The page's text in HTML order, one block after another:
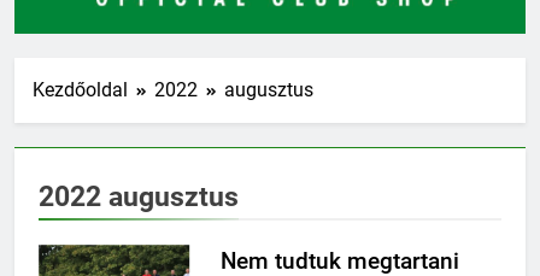
Kezdőoldal 2022 augusztus
2022 augusztus
Nem tudtuk megtartani